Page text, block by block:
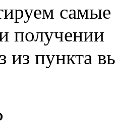
получении
пункта